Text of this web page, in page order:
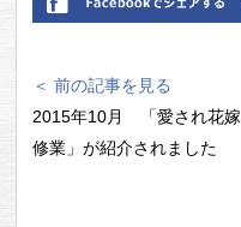
＜ 前の記事を見る
2015年10月 「愛され花嫁
修業」が紹介されました